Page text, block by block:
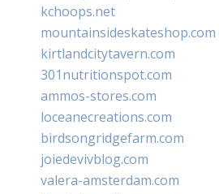
kchoops.net
mountainsideskateshop.com
kirtlandcitytavern.com
301nutritionspot.com
ammos-stores.com
loceanecreations.com
birdsongridgefarm.com
joiedevivblog.com
valera-amsterdam.com